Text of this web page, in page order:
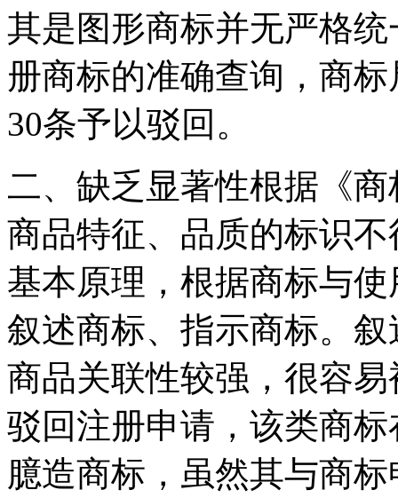
其是图形商标并无严格
册商标的准确查询，商
30条予以驳回。
二、缺乏显著性根据《
商品特征、品质的标识
基本原理，根据商标与
叙述商标、指示商标。
商品关联性较强，很容
驳回注册申请，该类商
臆造商标，虽然其与商